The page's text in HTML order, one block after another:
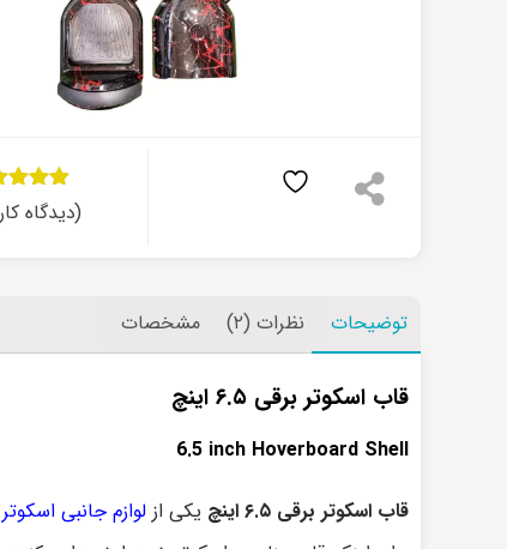
امتیاز
از ۵ امتیاز
(دیدگاه
توضیحات نظرات (۲) مشخصات
قاب اسکوتر برقی ۶.۵ اینچ
6.5 inch Hoverboard Shell
قاب اسکوتر برقی ۶.۵ اینچ یکی از لوازم جانبی